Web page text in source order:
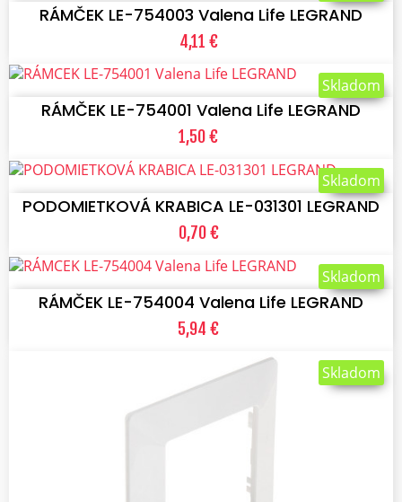
RÁMČEK LE-754003 Valena Life LEGRAND
4,11 €
VLOŽIŤ DO KOŠÍKA
RÁMČEK LE-754001 Valena Life LEGRAND
1,50 €
Skladom
VLOŽIŤ DO KOŠÍKA
PODOMIETKOVÁ KRABICA LE-031301 LEGRAND
0,70 €
Skladom
VLOŽIŤ DO KOŠÍKA
RÁMČEK LE-754004 Valena Life LEGRAND
5,94 €
Skladom
Skladom